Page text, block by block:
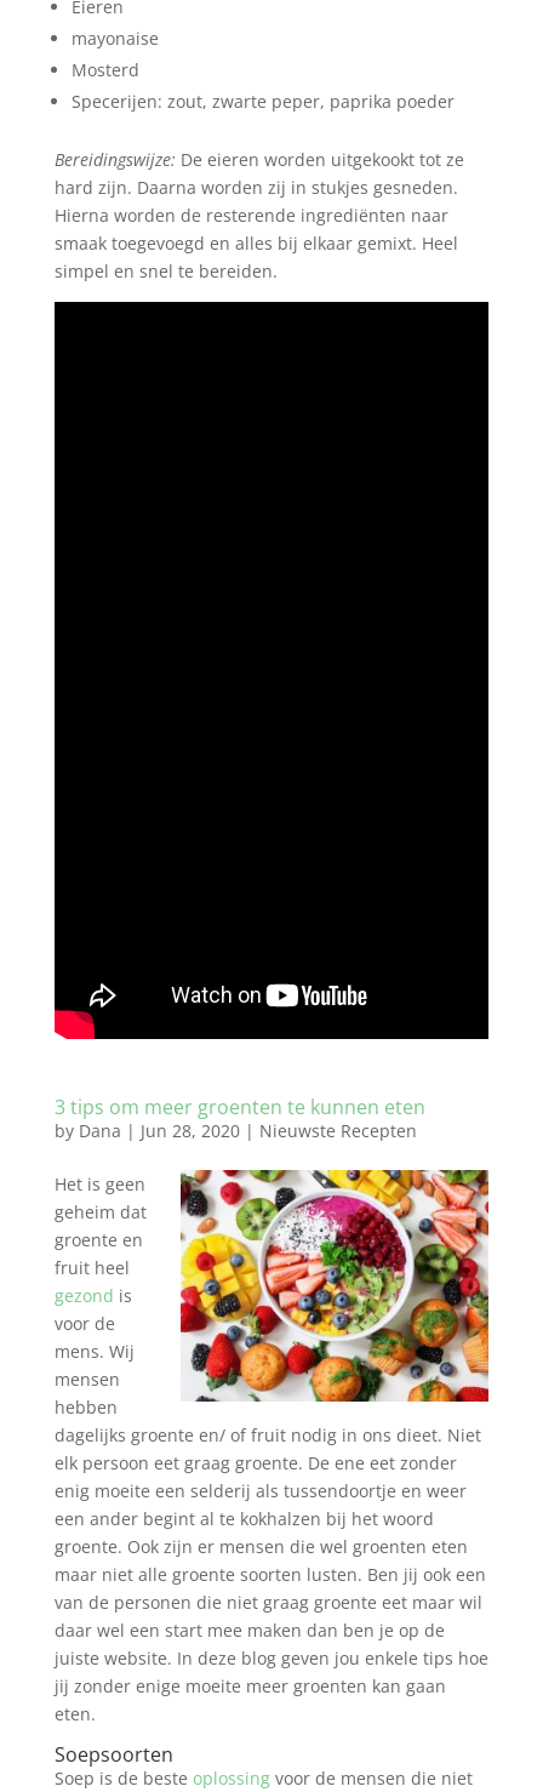
Eieren
mayonaise
Mosterd
Specerijen: zout, zwarte peper, paprika poeder
Bereidingswijze: De eieren worden uitgekookt tot ze
hard zijn. Daarna worden zij in stukjes gesneden.
Hierna worden de resterende ingrediënten naar
smaak toegevoegd en alles bij elkaar gemixt. Heel
simpel en snel te bereiden.
3 tips om meer groenten te kunnen eten
by Dana | Jun 28, 2020| Nieuwste Recepten
Het is geen
geheim dat
groente en
fruit heel
gezond is
voor de
mens. Wij
mensen
hebben
dagelijks groente en/ of fruit nodig in ons dieet. Niet
elk persoon eet graag groente. De ene eet zonder
enig moeite een selderij als tussendoortje en weer
een ander begint al te kokhalzen bij het woord
groente. Ook zijn er mensen die wel groenten eten
maar niet alle groente soorten lusten. Ben jij ook een
van de personen die niet graag groente eet maar wil
daar wel een start mee maken dan ben je op de
juiste website. In deze blog geven jou enkele tips hoe
jij zonder enige moeite meer groenten kan gaan
eten.
Soepsoorten
Soep is de beste oplossingvoor de mensen die niet